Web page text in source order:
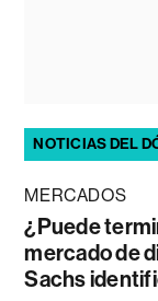
NOTICIAS DEL
MERCADOS
¿Puede
mercado de
Sachs